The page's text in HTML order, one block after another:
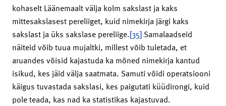
kohaselt Läänemaalt välja kolm sakslast ja kaks
mittesakslasest pereliiget, kuid nimekirja järgi kaks
sakslast ja üks sakslase pereliige.[35] Samalaadseid
näiteid võib tuua mujaltki, millest võib tuletada, et
aruandes võisid kajastuda ka mõned nimekirja kantud
isikud, kes jäid välja saatmata. Samuti võidi operatsiooni
käigus tuvastada sakslasi, kes paigutati küüdirongi, kuid
pole teada, kas nad ka statistikas kajastuvad.